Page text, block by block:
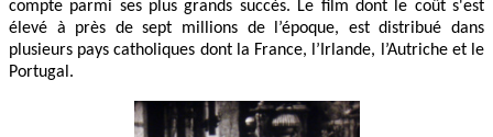
compte parmi ses plus grands succès. Le film dont le coût s'est
élevé à près de sept millions de l’époque, est distribué dans
plusieurs pays catholiques dont la France, l’Irlande, l’Autriche et le
Portugal.